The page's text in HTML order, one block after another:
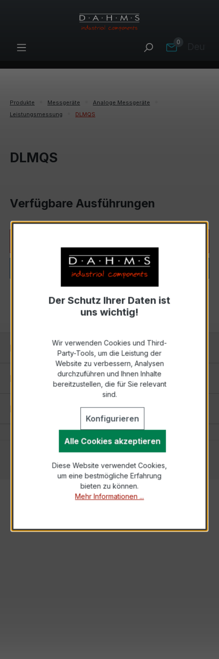
Zum Hauptinhalt springen
0
Produkte Messgeräte
Analoge Messgeräte
Leistungsmessung
DLMQS
DLMQS
Verfügbare Ausführungen
Keine Produkte gefunden.
Kontakt
Informationen
Einstellungen
Dahms GmbH • Ihr Lieferant von Mess-, Regel-,
Steuer- und Anzeigegeräten
Der Schutz Ihrer Daten ist
uns wichtig!
Wir verwenden Cookies und Third-
Party-Tools, um die Leistung der
Website zu verbessern, Analysen
durchzuführen und Ihnen Inhalte
bereitzustellen, die für Sie relevant
sind.
Konfigurieren
Alle Cookies akzeptieren
Diese Website verwendet Cookies,
um eine bestmögliche Erfahrung
bieten zu können.
Mehr Informationen ...